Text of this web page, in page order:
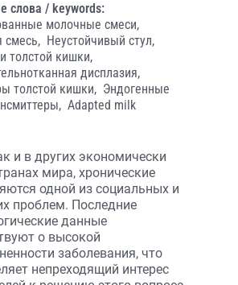
слова / keywords:
молочные смеси,
смесь, Неустойчивый стул,
толстой кишки,
дисплазия,
толстой кишки, Эндогенные
Adapted milk
и в других экономически
мира, хронические
одной из социальных и
проблем. Последние
данные
о высокой
заболевания, что
непреходящий интерес